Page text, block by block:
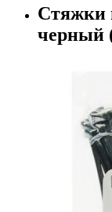
Стяжки
черный